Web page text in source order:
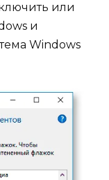
или
и
Windows